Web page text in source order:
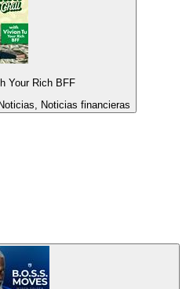
Your Rich BFF
Noticias financieras